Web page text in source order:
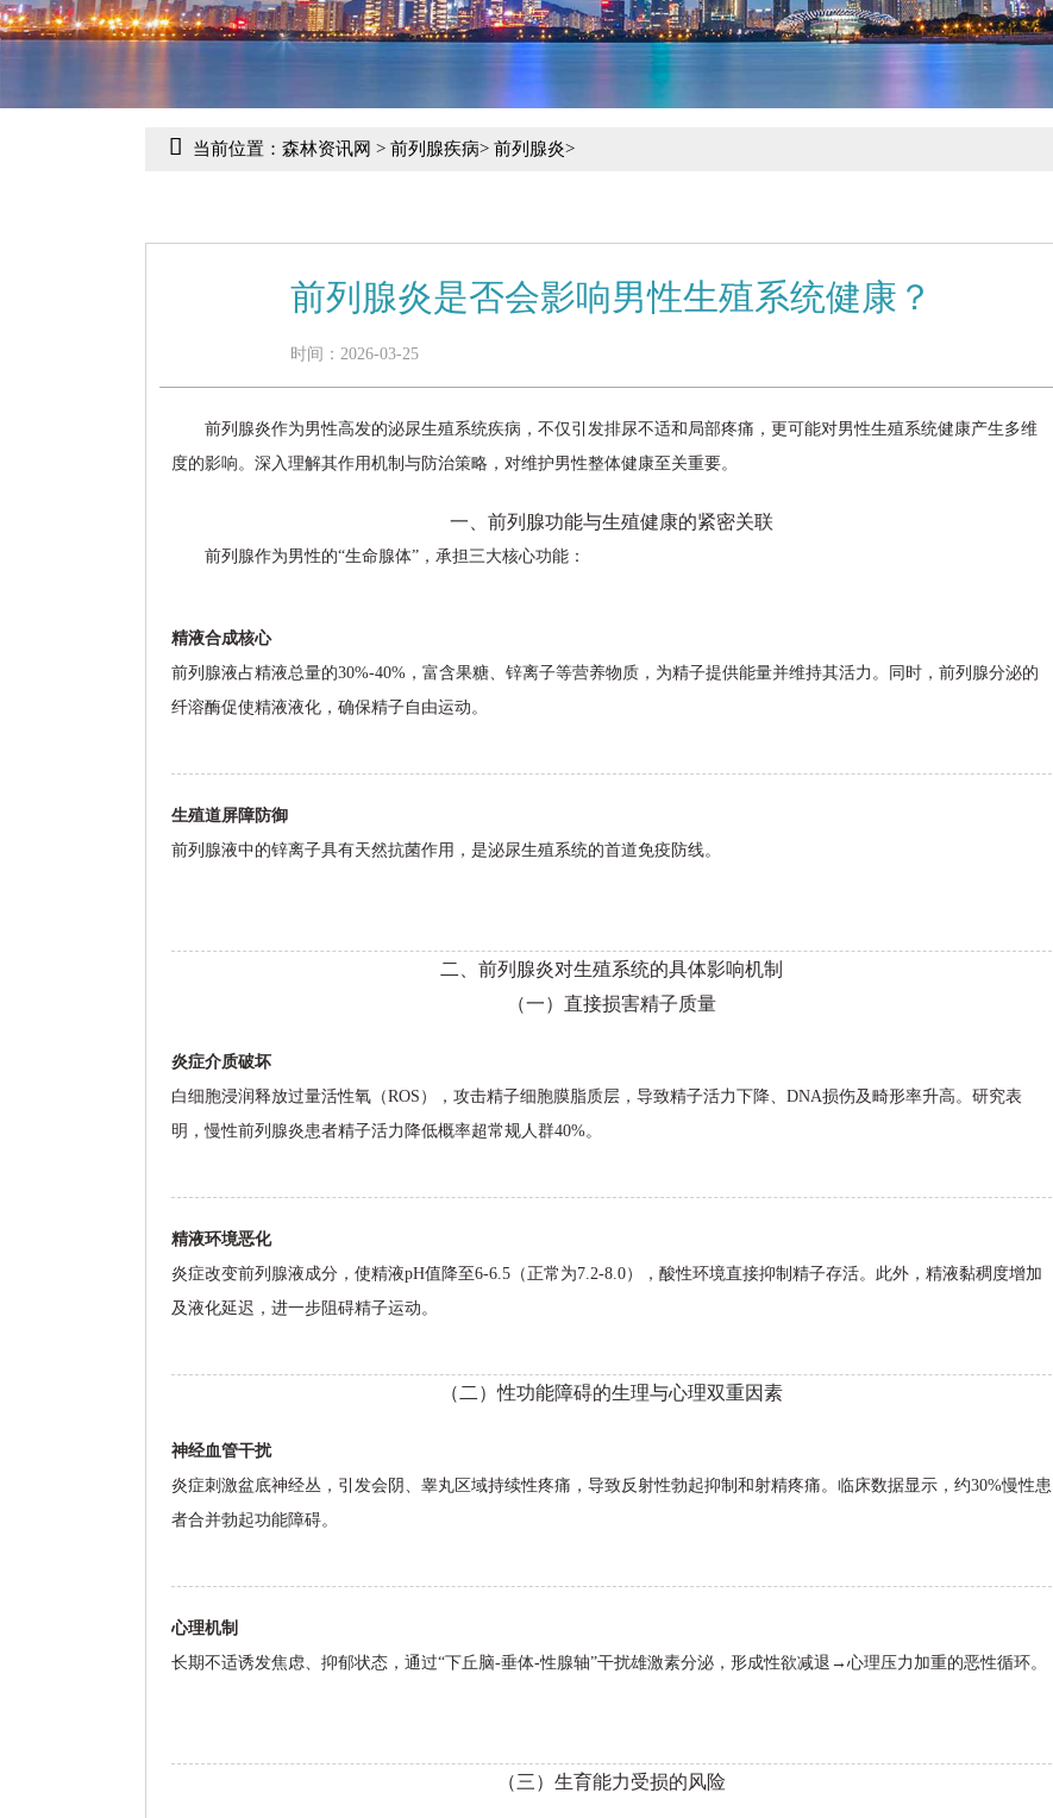
当前位置： 森林资讯网 > 前列腺疾病> 前列腺炎>
前列腺炎是否会影响男性生殖系统健康？
时间：2026-03-25
前列腺炎作为男性高发的泌尿生殖系统疾病，不仅引发排尿不适和局部疼痛，更可能对男性生殖系统健康产生多维
度的影响。深入理解其作用机制与防治策略，对维护男性整体健康至关重要。
一、前列腺功能与生殖健康的紧密关联
前列腺作为男性的“生命腺体”，承担三大核心功能：
精液合成核心
前列腺液占精液总量的30%-40%，富含果糖、锌离子等营养物质，为精子提供能量并维持其活力。同时，前列腺分泌的
纤溶酶促使精液液化，确保精子自由运动。
生殖道屏障防御
前列腺液中的锌离子具有天然抗菌作用，是泌尿生殖系统的首道免疫防线。
二、前列腺炎对生殖系统的具体影响机制
（一）直接损害精子质量
炎症介质破坏
白细胞浸润释放过量活性氧（ROS），攻击精子细胞膜脂质层，导致精子活力下降、DNA损伤及畸形率升高。研究表
明，慢性前列腺炎患者精子活力降低概率超常规人群40%。
精液环境恶化
炎症改变前列腺液成分，使精液pH值降至6-6.5（正常为7.2-8.0），酸性环境直接抑制精子存活。此外，精液黏稠度增加
及液化延迟，进一步阻碍精子运动。
（二）性功能障碍的生理与心理双重因素
神经血管干扰
炎症刺激盆底神经丛，引发会阴、睾丸区域持续性疼痛，导致反射性勃起抑制和射精疼痛。临床数据显示，约30%慢性患
者合并勃起功能障碍。
心理机制
长期不适诱发焦虑、抑郁状态，通过“下丘脑-垂体-性腺轴”干扰雄激素分泌，形成性欲减退→心理压力加重的恶性循环。
（三）生育能力受损的风险